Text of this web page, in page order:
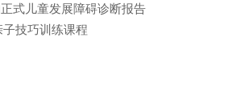
式儿童发展障碍诊断报告
技巧训练课程